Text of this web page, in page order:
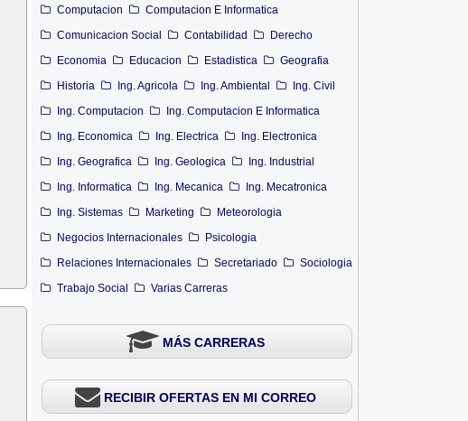
Computacion
Computacion E Informatica
Comunicacion Social
Contabilidad
Derecho
Economia
Educacion Estadistica
Geografia
Historia
Ing. Agricola Ing. Ambiental
Ing. Civil
Ing. Computacion
Ing. Computacion E Informatica
Ing. Economica
Ing. Electrica
Ing. Electronica
Ing. Geografica
Ing. Geologica
Ing. Industrial
Ing. Informatica
Ing. Mecanica
Ing. Mecatronica
Ing. Sistemas
Marketing
Meteorologia
Negocios Internacionales
Psicologia
Relaciones Internacionales
Secretariado
Sociologia
Trabajo Social
Varias Carreras
MÁS CARRERAS
RECIBIR OFERTAS EN MI CORREO